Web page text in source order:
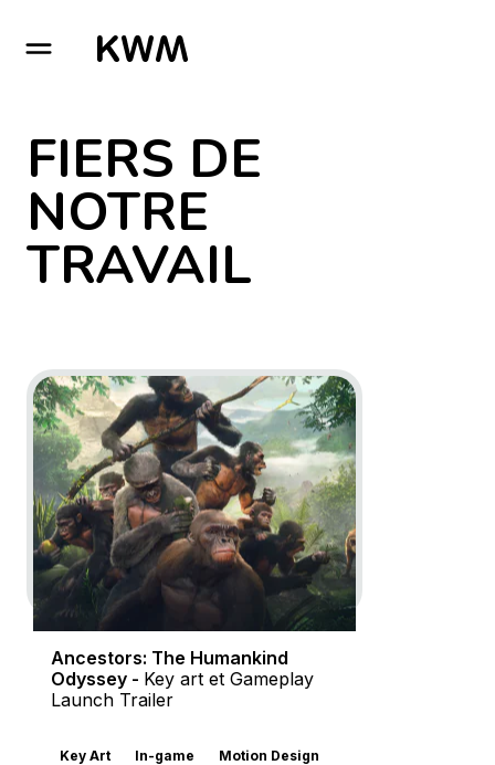
GO TO HOMEPAGE
FIERS DE
NOTRE
TRAVAIL
Go to project Ancestors: The Humankind Odyssey
Ancestors: The Humankind
Odyssey - Key art et Gameplay
Launch Trailer
Key Art In-game Motion Design